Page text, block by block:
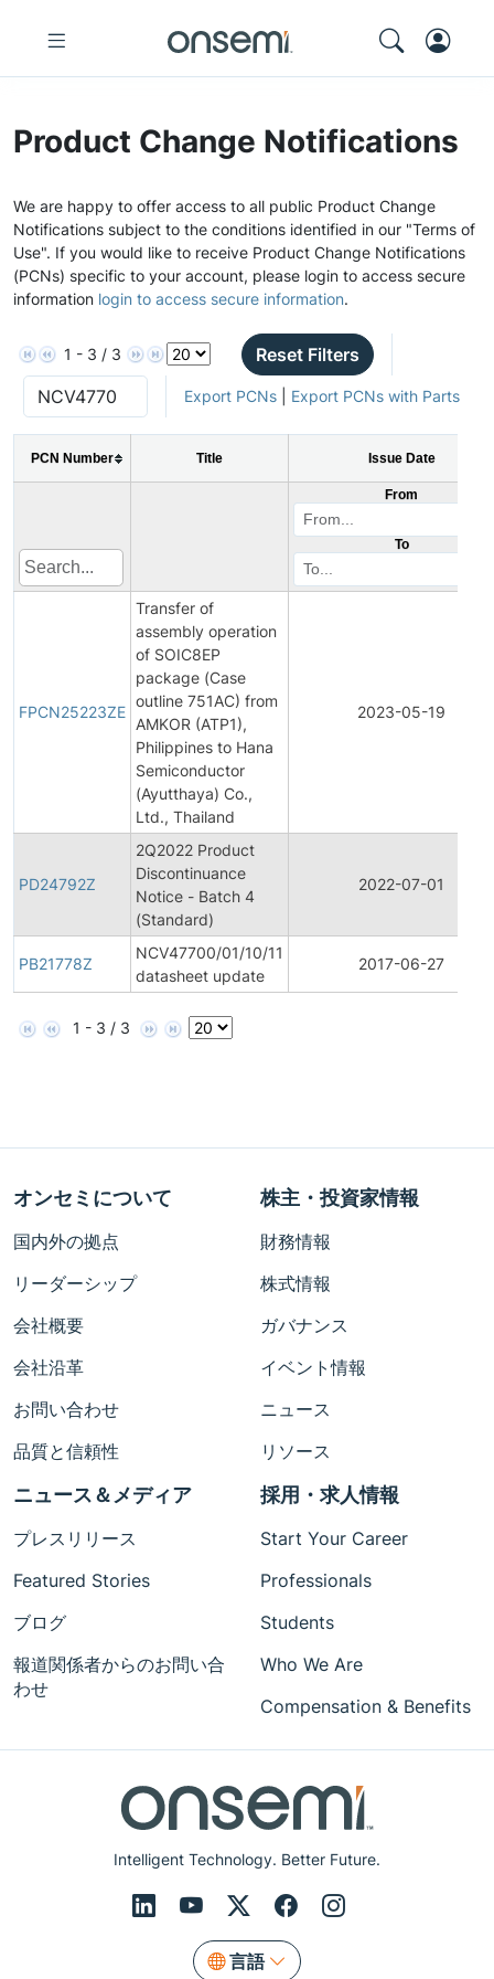
Product Change Notifications
We are happy to offer access to all public Product Change
Notifications subject to the conditions identified in our "Terms of
Use". If you would like to receive Product Change Notifications
(PCNs) specific to your account, please login to access secure
information login to access secure information.
1 - 3 / 3 Reset Filters
Export PCNs| Export PCNs with Parts
PCN Number Title Issue Date
From
To
FPCN25223ZE
Transfer of
assembly operation
of SOIC8EP
package (Case
outline 751AC) from
AMKOR (ATP1),
Philippines to Hana
Semiconductor
(Ayutthaya) Co.,
Ltd., Thailand
2023-05-19
PD24792Z
2Q2022 Product
Discontinuance
Notice - Batch 4
(Standard)
2022-07-01
PB21778Z
NCV47700/01/10/11
datasheet update
2017-06-27
1 - 3 / 3
Intelligent Technology. Better Future.
言語
オンセミについて
国内外の拠点
リーダーシップ
会社概要
会社沿革
お問い合わせ
品質と信頼性
株主・投資家情報
財務情報
株式情報
ガバナンス
イベント情報
ニュース
リソース
ニュース＆メディア
プレスリリース
Featured Stories
ブログ
報道関係者からのお問い合
わせ
採用・求人情報
Start Your Career
Professionals
Students
Who We Are
Compensation & Benefits